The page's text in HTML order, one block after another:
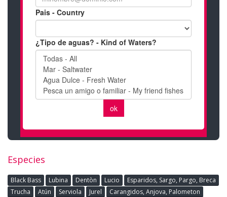
Especies
Black Bass Lubina Dentòn Lucio
Esparidos, Sargo, Pargo, Breca
Trucha
Atún Serviola Jurel
Carangidos, Anjova, Palometon